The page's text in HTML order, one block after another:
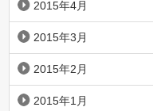
2015年4月
2015年3月
2015年2月
2015年1月